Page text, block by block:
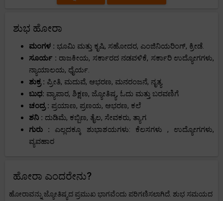
ಶುಭ ಹೋರಾ
ಮಂಗಳ : ಭೂಮಿ ಮತ್ತು ಕೃಷಿ, ಸಹೋದರ, ಎಂಜಿನಿಯರಿಂಗ್, ಕ್ರೀಡೆ.
ಸೂರ್ಯ : ರಾಜಕೀಯ, ಸರ್ಕಾರದ ನಡವಳಿಕೆ, ಸರ್ಕಾರಿ ಉದ್ಯೋಗಗಳು,
ನ್ಯಾಯಾಲಯ, ಧೈರ್ಯ.
ಶುಕ್ರ : ಪ್ರೀತಿ, ಮದುವೆ, ಆಭರಣ, ಮನರಂಜನೆ, ನೃತ್ಯ.
ಬುಧ: ವ್ಯಾಪಾರ, ಶಿಕ್ಷಣ, ಜ್ಯೋತಿಷ್ಯ, ಓದು ಮತ್ತು ಬರವಣಿಗೆ
ಚಂದ್ರ : ಪ್ರಯಾಣ, ಪ್ರಣಯ, ಆಭರಣ, ಕಲೆ
ಶನಿ : ದುಡಿಮೆ, ಕಬ್ಬಿಣ, ತೈಲ, ಸೇವಕರು, ತ್ಯಾಗ
ಗುರು : ಎಲ್ಲದಕ್ಕೂ ಶುಭಾಶಯಗಳು: ಕೆಲಸಗಳು , ಉದ್ಯೋಗಗಳು,
ವ್ಯವಹಾರ
ಹೋರಾ ಎಂದರೇನು?
ಹೋರಾವನ್ನು ಜ್ಯೋತಿಷ್ಯದ ಪ್ರಮುಖ ಭಾಗವೆಂದು ಪರಿಗಣಿಸಲಾಗಿದೆ. ಶುಭ ಸಮಯದ